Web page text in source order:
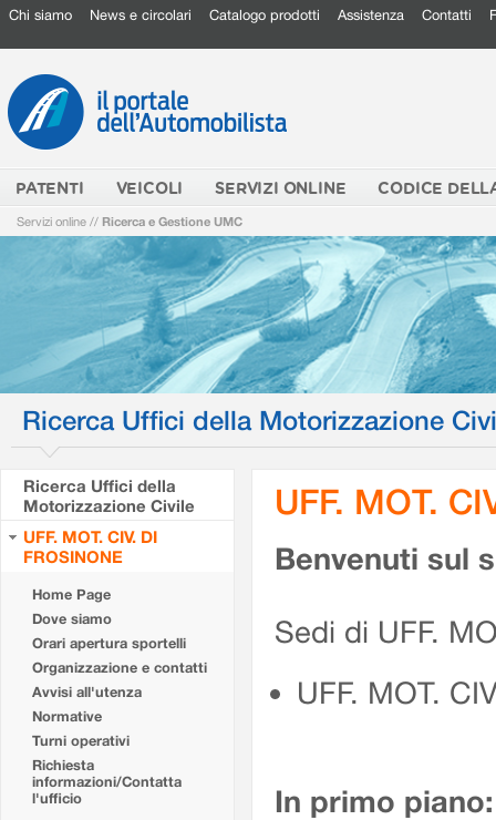
Chi siamo News e circolari Catalogo prodotti Assistenza Contatti
PATENTI VEICOLI SERVIZI ONLINE CODICE
Servizi online // Ricerca e Gestione UMC
Ricerca Uffici della Motorizzazione
Ricerca Uffici della
Motorizzazione Civile
UFF. MOT. CIV. DI
FROSINONE
Home Page
Dove siamo
Orari apertura sportelli
Organizzazione e contatti
Avvisi all'utenza
Normative
Turni operativi
Richiesta
informazioni/Contatta
l'ufficio
UFF. MOT.
Benvenuti sul
Sedi di UFF.
UFF. MOT.
In primo piano: